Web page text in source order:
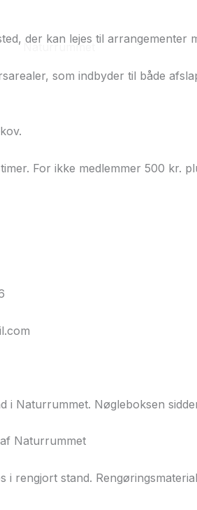
Naturrummet Foldere
der kan lejes til arrangementer
som indbyder til både
For ikke medlemmer 500 kr.
Naturrummet. Nøgleboksen
Naturrummet
rengjort stand.